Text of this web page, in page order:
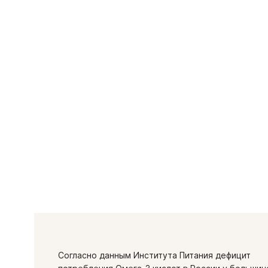
Согласно данным Института Питания дефицит